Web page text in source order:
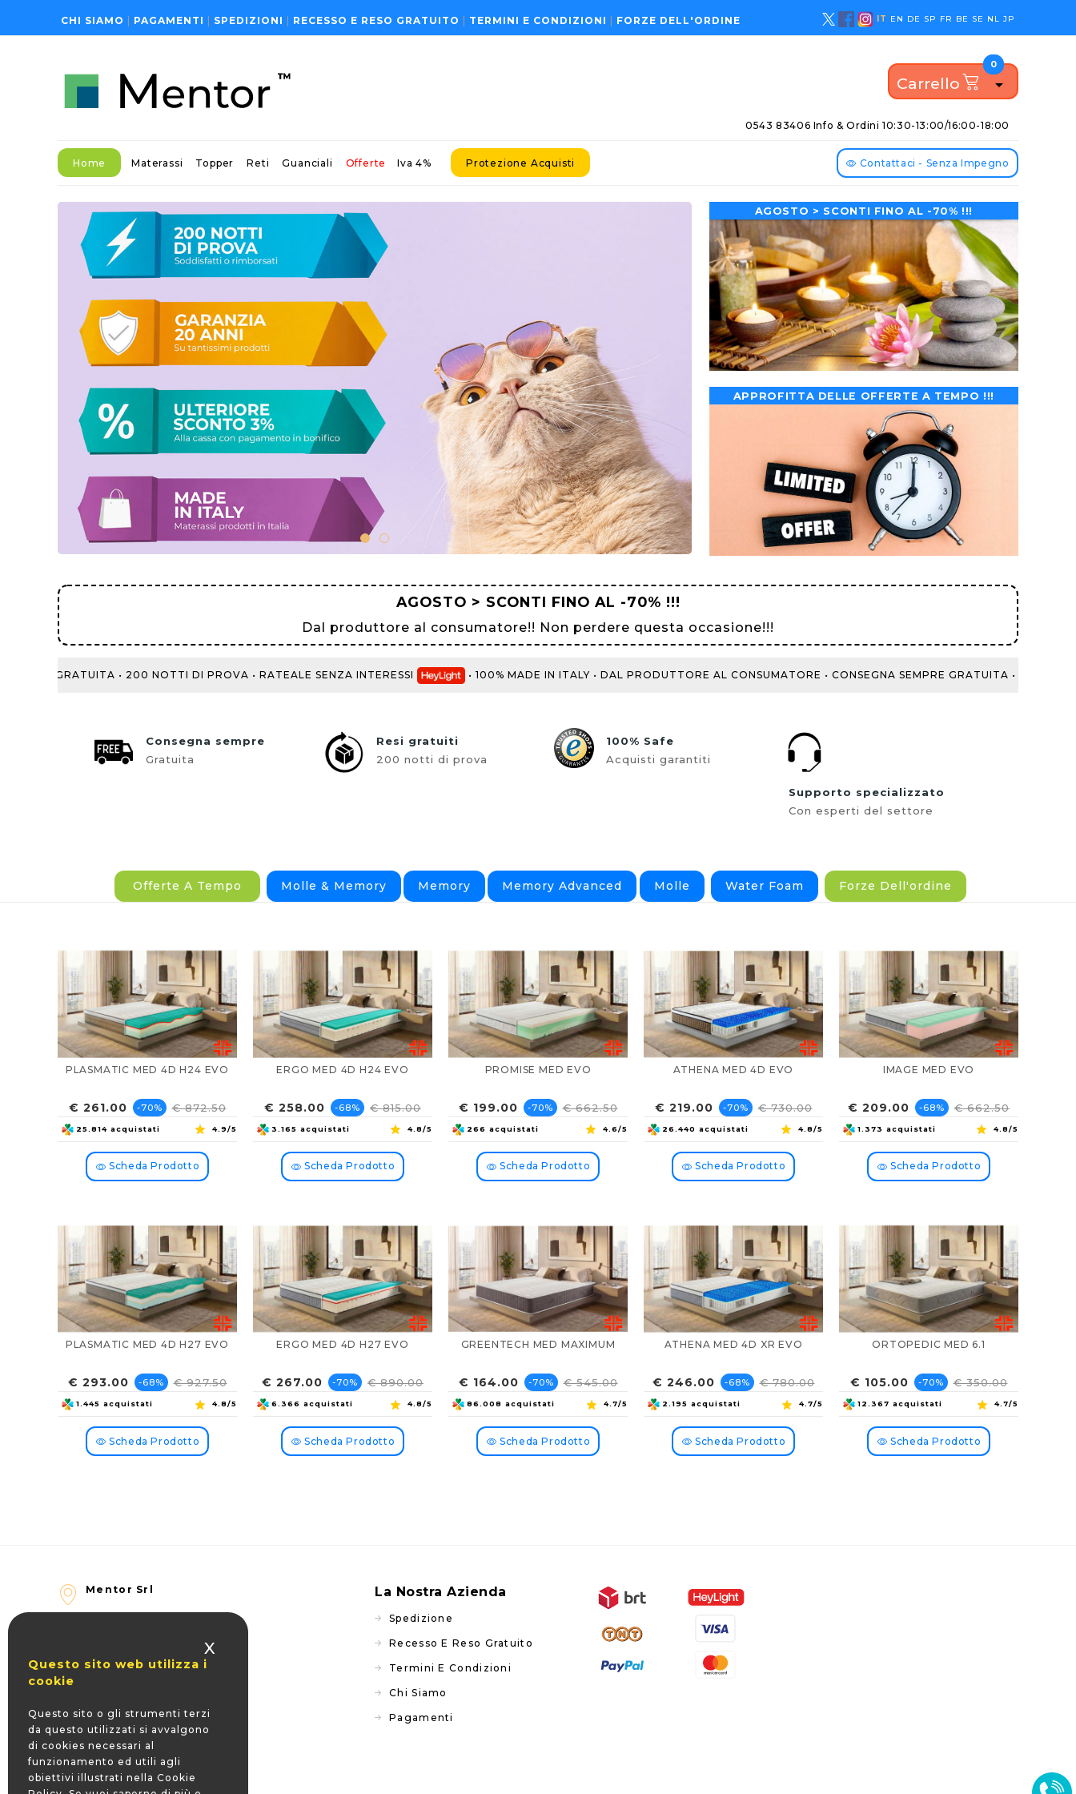
CHI SIAMO PAGAMENTI SPEDIZIONI RECESSO E RESO GRATUITO TERMINI E CONDIZIONI FORZE DELL'ORDINE IT EN DE SP FR BE SE NL JP
0
Carrello
0

0543 83406 Info & Ordini10:30-13:00/16:00-18:00
Home Materassi Topper Reti Guanciali Offerte Iva 4% Protezione Acquisti Contattaci - Senza Impegno
AGOSTO > SCONTI FINO AL -70% !!!
APPROFITTA DELLE OFFERTE A TEMPO !!!
AGOSTO > SCONTI FINO AL -70% !!!
Dal produttore al consumatore!! Non perdere questa occasione!!!
GRATUITA • 200 NOTTI DI PROVA • RATEALE SENZA INTERESSI • 100% MADE IN ITALY • DAL PRODUTTORE AL CONSUMATORE •CONSEGNA SEMPRE GRATUITA • 200 NOTTI
Consegna sempre
Gratuita
Resi gratuiti
200 notti di prova
100% Safe
Acquisti garantiti
Supporto specializzato
Con esperti del settore
Offerte A Tempo Molle & Memory Memory Memory Advanced Molle Water Foam Forze Dell'ordine
PLASMATIC MED 4D H24 EVO
Prezzo
€ 261.00 Prezzo
base
-70% € 872.50
25.814 acquistati 4.9/5
Scheda Prodotto
ERGO MED 4D H24 EVO
Prezzo
€ 258.00 Prezzo
base
-68% € 815.00
3.165 acquistati 4.8/5
Scheda Prodotto
PROMISE MED EVO
Prezzo
€ 199.00 Prezzo
base
-70% € 662.50
266 acquistati 4.6/5
Scheda Prodotto
ATHENA MED 4D EVO
Prezzo
€ 219.00 Prezzo
base
-70% € 730.00
26.440 acquistati 4.8/5
Scheda Prodotto
IMAGE MED EVO
Prezzo
€ 209.00 Prezzo
base
-68% € 662.50
1.373 acquistati 4.8/5
Scheda Prodotto
PLASMATIC MED 4D H27 EVO
Prezzo
€ 293.00 Prezzo
base
-68% € 927.50
1.445 acquistati 4.8/5
Scheda Prodotto
ERGO MED 4D H27 EVO
Prezzo
€ 267.00 Prezzo
base
-70% € 890.00
6.366 acquistati 4.8/5
Scheda Prodotto
GREENTECH MED MAXIMUM
Prezzo
€ 164.00 Prezzo
base
-70% € 545.00
86.008 acquistati 4.7/5
Scheda Prodotto
ATHENA MED 4D XR EVO
Prezzo
€ 246.00 Prezzo
base
-68% € 780.00
2.195 acquistati 4.7/5
Scheda Prodotto
ORTOPEDIC MED 6.1
Prezzo
€ 105.00 Prezzo
base
-70% € 350.00
12.367 acquistati 4.7/5
Scheda Prodotto
Mentor Srl
47122 Forlì FC - ITALY
+39 0543 83406
La Nostra Azienda
Spedizione
Recesso E Reso Gratuito
Termini E Condizioni
Chi Siamo
Pagamenti
X
Questo sito web utilizza i
cookie
Questo sito o gli strumenti terzi
da questo utilizzati si avvalgono
di cookies necessari al
funzionamento ed utili agli
obiettivi illustrati nella Cookie